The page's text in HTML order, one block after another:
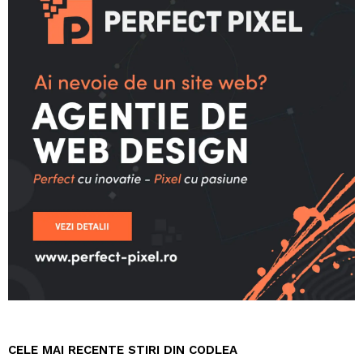
CELE MAI RECENTE STIRI DIN CODLEA